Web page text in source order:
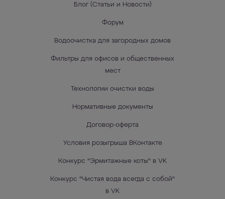
Блог (Статьи и Новости)
Форум
Водоочистка для загородных домов
Фильтры для офисов и общественных
мест
Технологии очистки воды
Нормативные документы
Договор-оферта
Условия розыгрыша ВКонтакте
Конкурс "Эрмитажные коты" в VK
Конкурс "Чистая вода всегда с собой"
в VK